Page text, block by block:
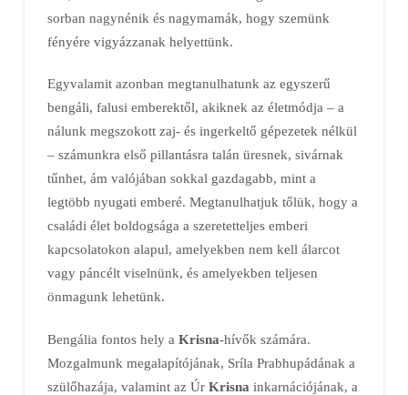
sorban nagynénik és nagymamák, hogy szemünk
fényére vigyázzanak helyettünk.
Egyvalamit azonban megtanulhatunk az egyszerű
bengáli, falusi emberektől, akiknek az életmódja – a
nálunk megszokott zaj- és ingerkeltő gépezetek nélkül
– számunkra első pillantásra talán üresnek, sivárnak
tűnhet, ám valójában sokkal gazdagabb, mint a
legtöbb nyugati emberé. Megtanulhatjuk tőlük, hogy a
családi élet boldogsága a szeretetteljes emberi
kapcsolatokon alapul, amelyekben nem kell álarcot
vagy páncélt viselnünk, és amelyekben teljesen
önmagunk lehetünk.
Bengália fontos hely a Krisna-hívők számára.
Mozgalmunk megalapítójának, Sríla Prabhupádának a
szülőhazája, valamint az Úr Krisna inkarnációjának, a